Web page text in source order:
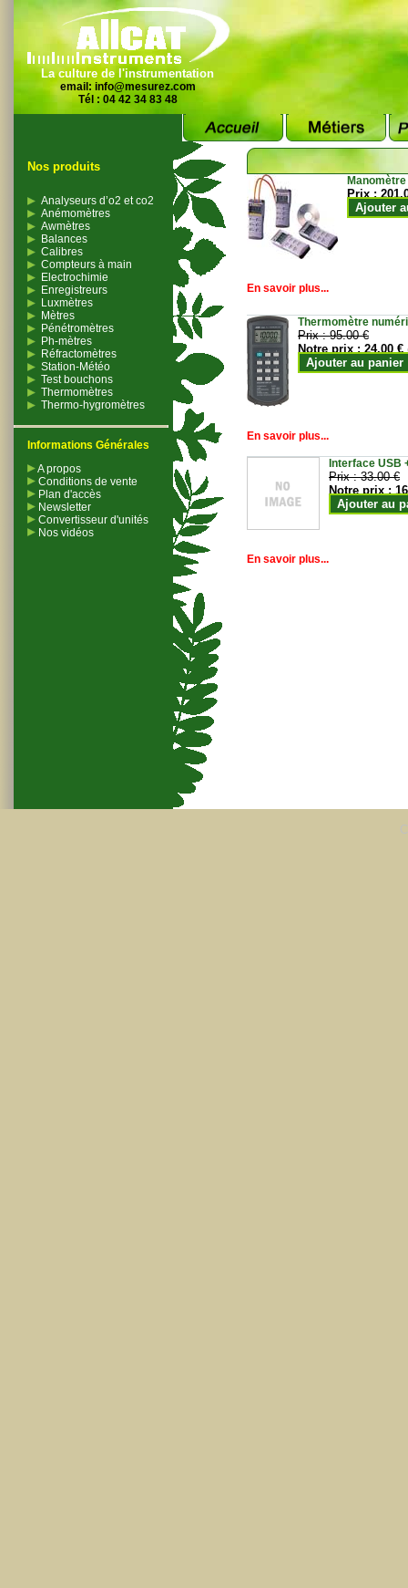
La culture de l'instrumentation
email: info@mesurez.com
Tél : 04 42 34 83 48
Nos produits
Analyseurs d’o2 et co2
Anémomètres
Awmètres
Balances
Calibres
Compteurs à main
Electrochimie
Enregistreurs
Luxmètres
Mètres
Pénétromètres
Ph-mètres
Réfractomètres
Station-Météo
Test bouchons
Thermomètres
Thermo-hygromètres
Informations Générales
A propos
Conditions de vente
Plan d'accès
Newsletter
Convertisseur d'unités
Nos vidéos
Prix :
Ajouter
En savoir plus...
Thermomètre
Prix :95.00 €
Notre prix :24.00 €
Ajouter au panier
En savoir plus...
Interface USB
Prix :33.00 €
Notre prix :
Ajouter au
En savoir plus...